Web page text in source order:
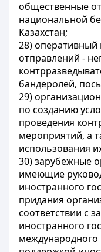
общественные
национальной
Казахстан;
28)
отправлений -
бандеролей,
29)
по созданию
проведения
мероприятий, а
использования
30) зарубежные
имеющие
иностранного
придания
соответствии с
иностранного